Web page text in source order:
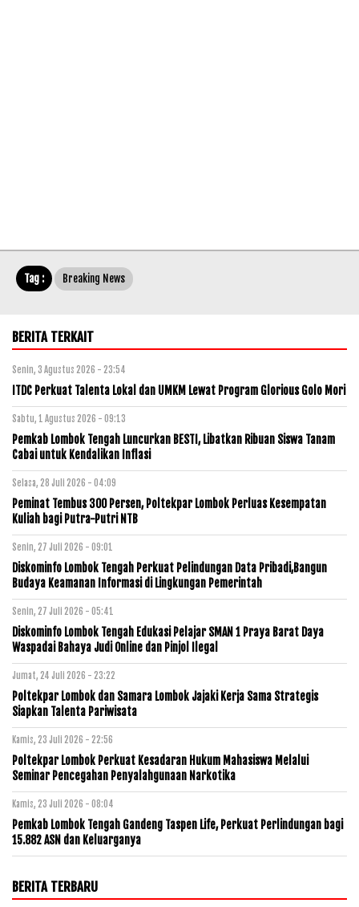
Tag : Breaking News
BERITA TERKAIT
Senin, 3 Agustus 2026 - 23:54
ITDC Perkuat Talenta Lokal dan UMKM Lewat Program Glorious Golo Mori
Sabtu, 1 Agustus 2026 - 09:13
Pemkab Lombok Tengah Luncurkan BESTI, Libatkan Ribuan Siswa Tanam
Cabai untuk Kendalikan Inflasi
Selasa, 28 Juli 2026 - 04:09
Peminat Tembus 300 Persen, Poltekpar Lombok Perluas Kesempatan
Kuliah bagi Putra-Putri NTB
Senin, 27 Juli 2026 - 09:01
Diskominfo Lombok Tengah Perkuat Pelindungan Data Pribadi,Bangun
Budaya Keamanan Informasi di Lingkungan Pemerintah
Senin, 27 Juli 2026 - 05:41
Diskominfo Lombok Tengah Edukasi Pelajar SMAN 1 Praya Barat Daya
Waspadai Bahaya Judi Online dan Pinjol Ilegal
Jumat, 24 Juli 2026 - 23:22
Poltekpar Lombok dan Samara Lombok Jajaki Kerja Sama Strategis
Siapkan Talenta Pariwisata
Kamis, 23 Juli 2026 - 22:56
Poltekpar Lombok Perkuat Kesadaran Hukum Mahasiswa Melalui
Seminar Pencegahan Penyalahgunaan Narkotika
Kamis, 23 Juli 2026 - 08:04
Pemkab Lombok Tengah Gandeng Taspen Life, Perkuat Perlindungan bagi
15.882 ASN dan Keluarganya
BERITA TERBARU